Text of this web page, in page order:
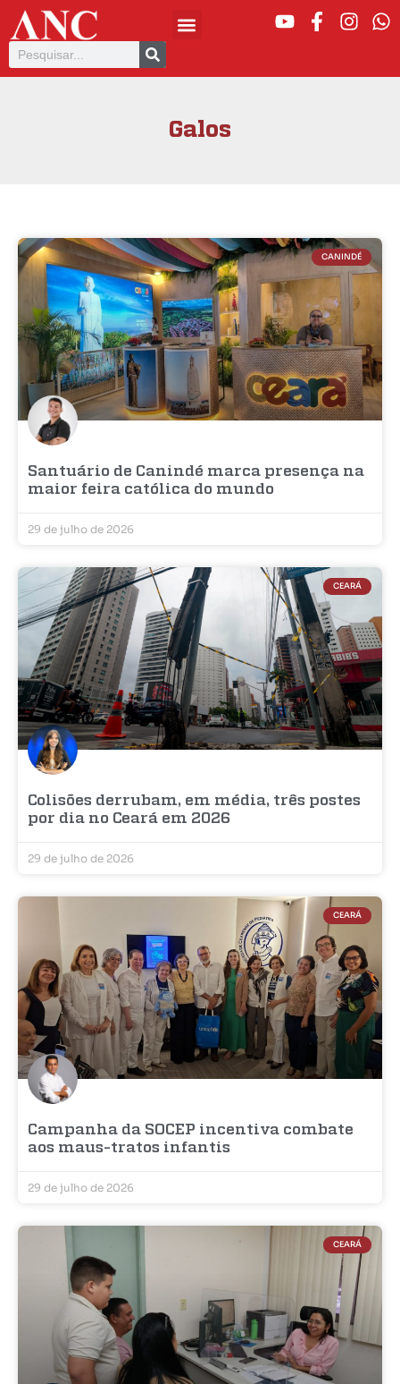
Galos
CANINDÉ
Santuário de Canindé marca presença na
maior feira católica do mundo
29 de julho de 2026
CEARÁ
Colisões derrubam, em média, três postes
por dia no Ceará em 2026
29 de julho de 2026
CEARÁ
Campanha da SOCEP incentiva combate
aos maus-tratos infantis
29 de julho de 2026
CEARÁ